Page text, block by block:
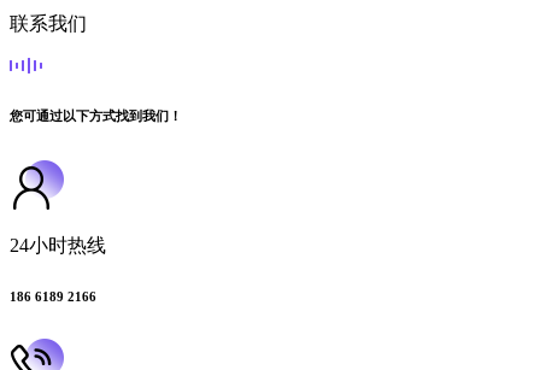
联系我们
您可通过以下方式找到我们！
24小时热线
186 6189 2166